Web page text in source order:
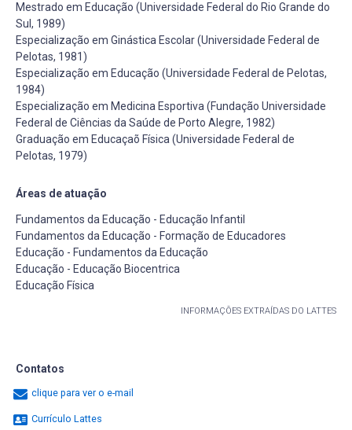
Mestrado em Educação (Universidade Federal do Rio Grande do
Sul, 1989)
Especialização em Ginástica Escolar (Universidade Federal de
Pelotas, 1981)
Especialização em Educação (Universidade Federal de Pelotas,
1984)
Especialização em Medicina Esportiva (Fundação Universidade
Federal de Ciências da Saúde de Porto Alegre, 1982)
Graduação em Educaçaõ Física (Universidade Federal de
Pelotas, 1979)
Áreas de atuação
Fundamentos da Educação - Educação Infantil
Fundamentos da Educação - Formação de Educadores
Educação - Fundamentos da Educação
Educação - Educação Biocentrica
Educação Física
INFORMAÇÕES EXTRAÍDAS DO LATTES
Contatos
clique para ver o e-mail
Currículo Lattes